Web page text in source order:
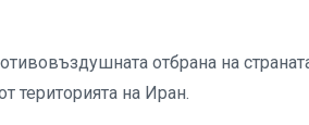
отбрана на
територията на Иран.